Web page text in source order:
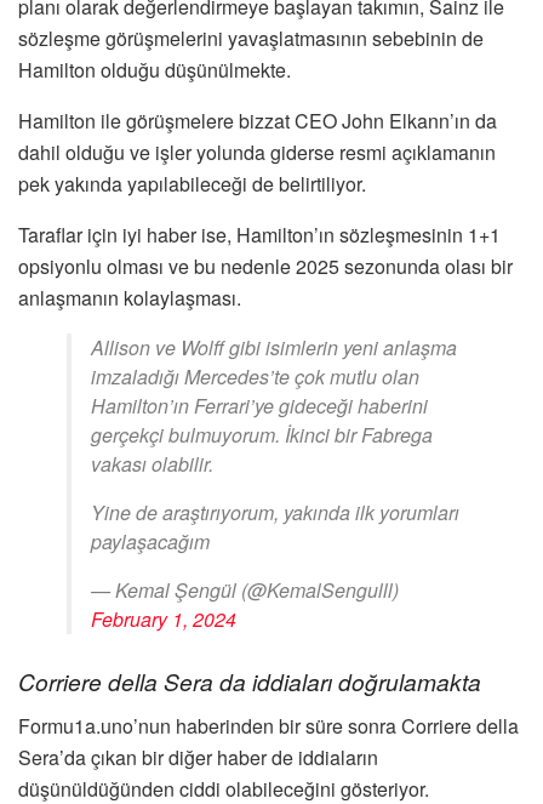
planı olarak değerlendirmeye başlayan takımın, Sainz ile
sözleşme görüşmelerini yavaşlatmasının sebebinin de
Hamilton olduğu düşünülmekte.
Hamilton ile görüşmelere bizzat CEO John Elkann’ın da
dahil olduğu ve işler yolunda giderse resmi açıklamanın
pek yakında yapılabileceği de belirtiliyor.
Taraflar için iyi haber ise, Hamilton’ın sözleşmesinin 1+1
opsiyonlu olması ve bu nedenle 2025 sezonunda olası bir
anlaşmanın kolaylaşması.
Allison ve Wolff gibi isimlerin yeni anlaşma
imzaladığı Mercedes’te çok mutlu olan
Hamilton’ın Ferrari’ye gideceği haberini
gerçekçi bulmuyorum. İkinci bir Fabrega
vakası olabilir.
Yine de araştırıyorum, yakında ilk yorumları
paylaşacağım
— Kemal Şengül (@KemalSengulll)
February 1, 2024
Corriere della Sera da iddiaları doğrulamakta
Formu1a.uno’nun haberinden bir süre sonra Corriere della
Sera’da çıkan bir diğer haber de iddiaların
düşünüldüğünden ciddi olabileceğini gösteriyor.